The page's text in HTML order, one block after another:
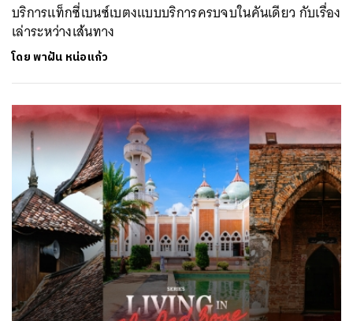
บริการแท็กซี่เบนซ์เบตงแบบบริการครบจบในคันเดียว กับเรื่อง
เล่าระหว่างเส้นทาง
โดยพาฝัน หน่อแก้ว